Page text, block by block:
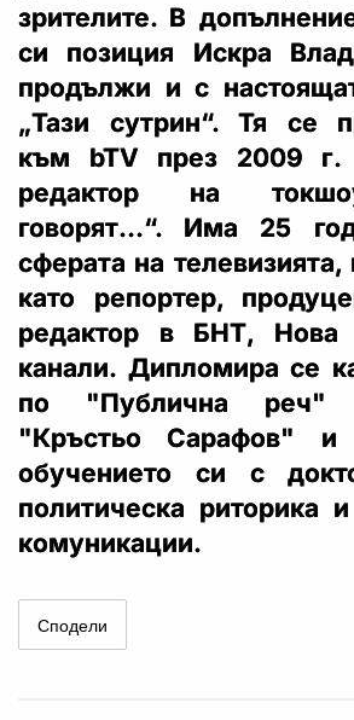
зрителите. В
си позиция Искра
продължи и с
„Тази сутрин“. Тя се
към bTV през 2009 г.
редактор на
говорят…“. Има 25
сферата на
като репортер,
редактор в БНТ,
канали. Дипломира се
по "Публична
"Кръстьо Сарафов" и
обучението си с
политическа риторика
комуникации.
Сподели